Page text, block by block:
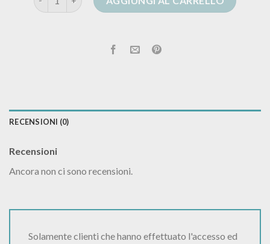
RECENSIONI (0)
Recensioni
Ancora non ci sono recensioni.
Solamente clienti che hanno effettuato l'accesso ed